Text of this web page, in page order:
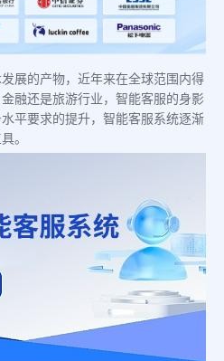
展的产物，近年来在全球范围内得
融还是旅游行业，智能客服的身影
平要求的提升，智能客服系统逐渐
。